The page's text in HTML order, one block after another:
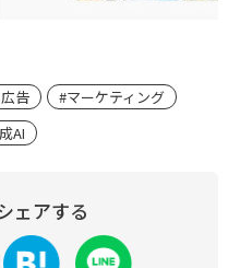
告
#マーケティング
AI
ェアする